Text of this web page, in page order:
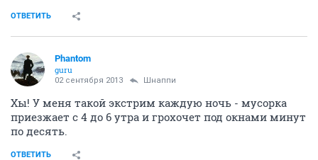
ОТВЕТИТЬ
Phantom
guru
02 сентября 2013 Шнаппи
Хы! У меня такой экстрим каждую ночь - мусорка
приезжает с 4 до 6 утра и грохочет под окнами минут
по десять.
ОТВЕТИТЬ